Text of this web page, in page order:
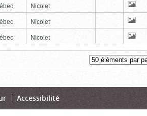
Nicolet
Nicolet
Nicolet
Accessibilité